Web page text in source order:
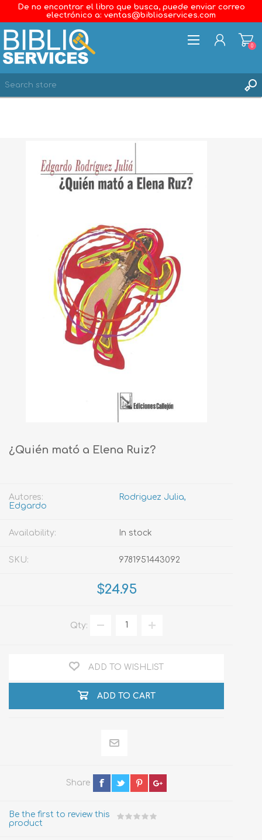
De no encontrar el libro que busca, puede enviar correo
electrónico a: ventas@biblioservices.com
0
¿Quién mató a Elena Ruiz?
Autores:
Rodriguez Julia,
Edgardo
Availability: In stock
SKU: 9781951443092
$24.95
Qty:
ADD TO WISHLIST
ADD TO CART
Share
Be the first to review this
product